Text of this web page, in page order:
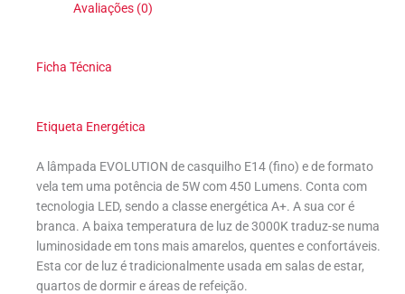
Avaliações (0)
Ficha Técnica
Etiqueta Energética
A lâmpada EVOLUTION de casquilho E14 (fino) e de formato
vela tem uma potência de 5W com 450 Lumens. Conta com
tecnologia LED, sendo a classe energética A+. A sua cor é
branca. A baixa temperatura de luz de 3000K traduz-se numa
luminosidade em tons mais amarelos, quentes e confortáveis.
Esta cor de luz é tradicionalmente usada em salas de estar,
quartos de dormir e áreas de refeição.